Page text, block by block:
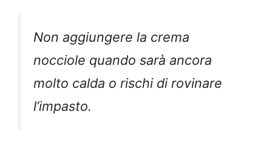
Non aggiungere la crema
nocciole quando sarà ancora
molto calda o rischi di rovinare
l’impasto.